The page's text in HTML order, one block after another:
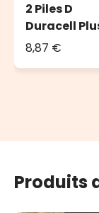
2 Piles D
Duracell
Power
8,87 €
Produits